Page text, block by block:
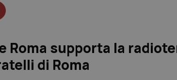
Roma supporta la
di Roma